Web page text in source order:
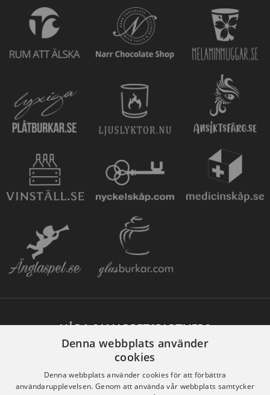
VÅRA SAMARBETSPARTNERS
Denna webbplats använder
cookies
Denna webbplats använder cookies för att förbättra
användarupplevelsen. Genom att använda vår webbplats samtycker